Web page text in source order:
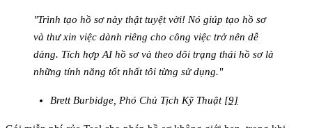
"Trình tạo hồ sơ này thật tuyệt vời! Nó giúp tạo hồ sơ
và thư xin việc dành riêng cho công việc trở nên dễ
dàng. Tích hợp AI hồ sơ và theo dõi trạng thái hồ sơ là
những tính năng tốt nhất tôi từng sử dụng."
Brett Burbidge, Phó Chủ Tịch Kỹ Thuật [9]